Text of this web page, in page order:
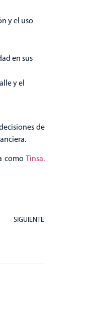
y el uso
en sus
y el
de
como Tinsa.
SIGUIENTE